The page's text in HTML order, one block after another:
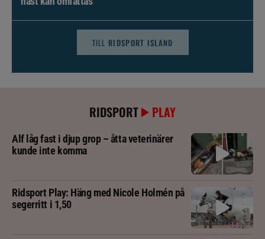
TILL RIDSPORT ISLAND
RIDSPORT PLAY
Alf låg fast i djup grop – åtta veterinärer
kunde inte komma
Ridsport Play: Häng med Nicole Holmén på
segerritt i 1,50